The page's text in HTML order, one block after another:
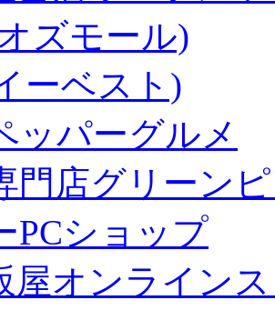
ズモール)
ーベスト)
ッパーグルメ
門店グリーン
PCショップ
屋オンライン